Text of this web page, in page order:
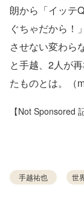
朗から「イッテ
ぐちゃだから！
させない変わら
と手越、2人が
たものとは。（
【Not Sponsored
手越祐也 世